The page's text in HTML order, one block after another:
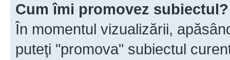
Cum îmi promovez subiectul?
În momentul vizualizării,
puteţi "promova" subiectul